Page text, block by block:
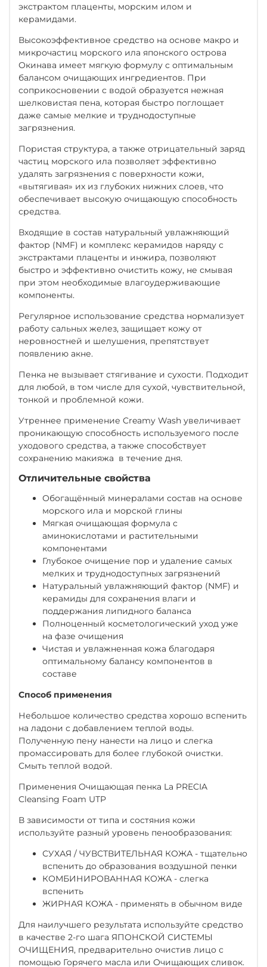
экстрактом плаценты, морским илом и
керамидами.
Высокоэффективное средство на основе макро и
микрочастиц морского ила японского острова
Окинава имеет мягкую формулу с оптимальным
балансом очищающих ингредиентов. При
соприкосновении с водой образуется нежная
шелковистая пена, которая быстро поглощает
даже самые мелкие и труднодоступные
загрязнения.
Пористая структура, а также отрицательный заряд
частиц морского ила позволяет эффективно
удалять загрязнения с поверхности кожи,
«вытягивая» их из глубоких нижних слоев, что
обеспечивает высокую очищающую способность
средства.
Входящие в состав натуральный увлажняющий
фактор (NMF) и комплекс керамидов наряду с
экстрактами плаценты и инжира, позволяют
быстро и эффективно очистить кожу, не смывая
при этом необходимые влагоудерживающие
компоненты.
Регулярное использование средства нормализует
работу сальных желез, защищает кожу от
неровностней и шелушения, препятствует
появлению акне.
Пенка не вызывает стягивание и сухости. Подходит
для любой, в том числе для сухой, чувствительной,
тонкой и проблемной кожи.
Утреннее применение Creamy Wash увеличивает
проникающую способность используемого после
уходового средства, а также способствует
сохранению макияжа в течение дня.
Отличительные свойства
Обогащённый минералами состав на основе
морского ила и морской глины
Мягкая очищающая формула с
аминокислотами и растительными
компонентами
Глубокое очищение пор и удаление самых
мелких и труднодоступных загрязнений
Натуральный увлажняющий фактор (NMF) и
керамиды для сохранения влаги и
поддержания липидного баланса
Полноценный косметологический уход уже
на фазе очищения
Чистая и увлажненная кожа благодаря
оптимальному балансу компонентов в
составе
Способ применения
Небольшое количество средства хорошо вспенить
на ладони с добавлением теплой воды.
Полученную пену нанести на лицо и слегка
промассировать для более глубокой очистки.
Смыть теплой водой.
Применения Очищающая пенка La PRECIA
Cleansing Foam UTP
В зависимости от типа и состяния кожи
используйте разный уровень пенообразования:
СУХАЯ / ЧУВСТВИТЕЛЬНАЯ КОЖА - тщательно
вспенить до образования воздушной пенки
КОМБИНИРОВАННАЯ КОЖА - слегка
вспенить
ЖИРНАЯ КОЖА - применять в обычном виде
Для наилучшего результата используйте средство
в качестве 2-го шага ЯПОНСКОЙ СИСТЕМЫ
ОЧИЩЕНИЯ, предварительно очистив лицо с
помощью Горячего масла или Очищающих сливок.